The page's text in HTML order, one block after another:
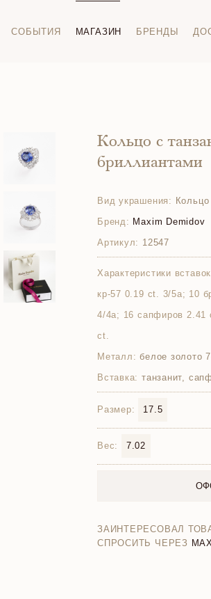
СОБЫТИЯ МАГАЗИН БРЕНДЫ
Кольцо с
бриллиантами
Вид украшения: Кольцо
Бренд: Maxim Demidov
Артикул: 12547
Характеристики
кр-57 0.19 ct. 3/5а; 10
4/4а; 16 сапфиров 2.41
ct.
Металл: белое золото
Вставка: танзанит,
Размер: 17.5
Вес: 7.02
ЗАИНТЕРЕСОВАЛ
СПРОСИТЬ ЧЕРЕЗ